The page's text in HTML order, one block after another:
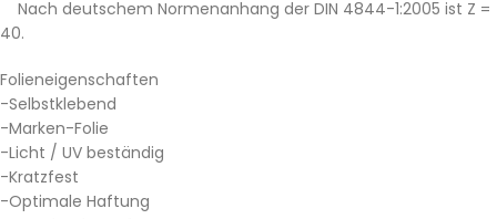
Nach deutschem Normenanhang der DIN 4844-1:2005 ist Z =
40.
Folieneigenschaften
-Selbstklebend
-Marken-Folie
-Licht / UV beständig
-Kratzfest
-Optimale Haftung